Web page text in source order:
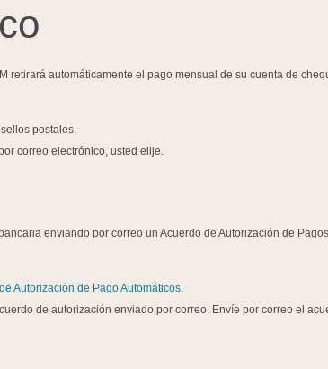
retirará automáticamente el pago mensual de su cuenta de
postales.
correo electrónico, usted elije.
enviando por correo un Acuerdo de Autorización de
Autorización de Pago Automáticos.
de autorización enviado por correo. Envíe por correo el